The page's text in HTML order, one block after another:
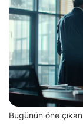
Bugünün öne